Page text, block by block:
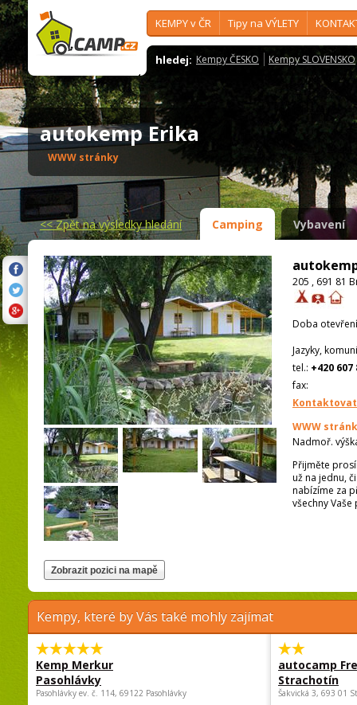
KEMPY v ČR Tipy na VÝLETY
hledej: Kempy ČESKO Kempy SLOVENSKO
autokemp Erika
WWW stránky
<<Zpět na výsledky hledání Camping Vybavení
205 , 691 81
Doba
Jazyky,
tel.: +420 607
fax:
WWW
Nadmoř.
Přijměte
už na jednu,
nabízíme za
všechny
Kempy, které by Vás také mohly zajímat
Kemp Merkur
Pasohlávky
Pasohlávky ev. č. 114, 69122 Pasohlávky
autocamp
Strachotín
Šakvická 3, 693 01